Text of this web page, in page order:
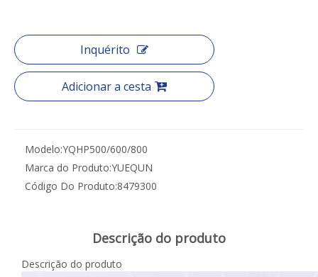
Inquérito
Adicionar a cesta
Modelo:YQHP500/600/800
Marca do Produto:YUEQUN
Código Do Produto:8479300
Descrição do produto
Descrição do produto